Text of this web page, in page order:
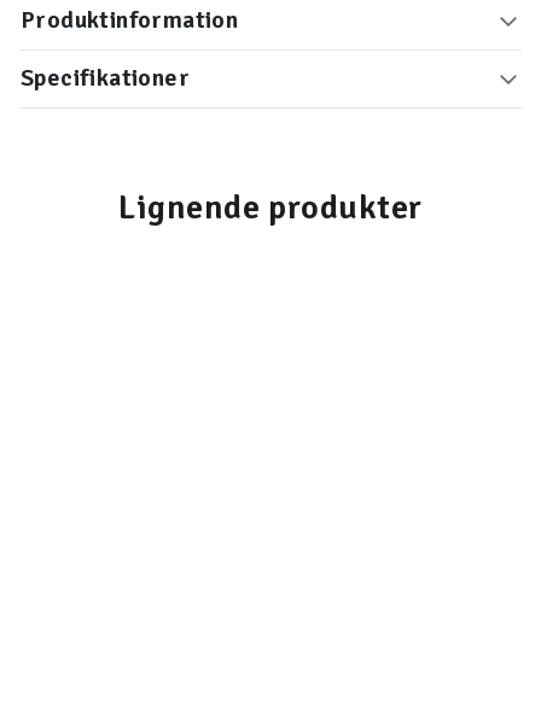
Produktinformation
Specifikationer
Lignende produkter